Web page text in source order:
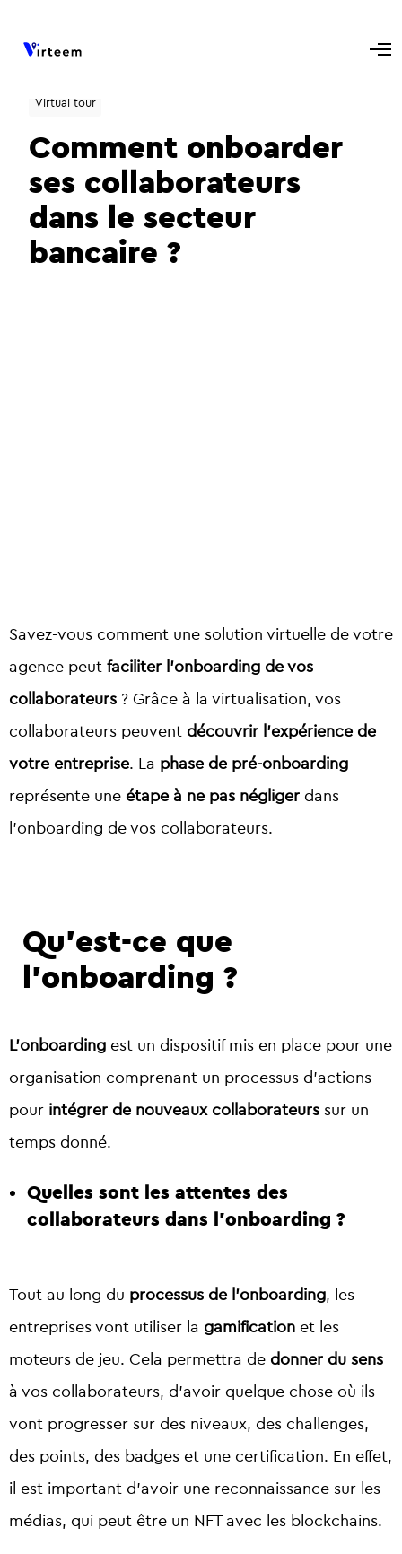
Virtual tour
Comment onboarder
ses collaborateurs
dans le secteur
bancaire ?
Savez-vous comment une solution virtuelle de votre
agence peut faciliter l’onboarding de vos
collaborateurs ? Grâce à la virtualisation, vos
collaborateurs peuvent découvrir l’expérience de
votre entreprise. La phase de pré-onboarding
représente une étape à ne pas négliger dans
l’onboarding de vos collaborateurs.
Qu’est-ce que
l’onboarding ?
L’onboarding est un dispositif mis en place pour une
organisation comprenant un processus d’actions
pour intégrer de nouveaux collaborateurs sur un
temps donné.
Quelles sont les attentes des
collaborateurs dans l’onboarding ?
Tout au long du processus de l’onboarding, les
entreprises vont utiliser la gamification et les
moteurs de jeu. Cela permettra de donner du sens
à vos collaborateurs, d’avoir quelque chose où ils
vont progresser sur des niveaux, des challenges,
des points, des badges et une certification. En effet,
il est important d’avoir une reconnaissance sur les
médias, qui peut être un NFT avec les blockchains.